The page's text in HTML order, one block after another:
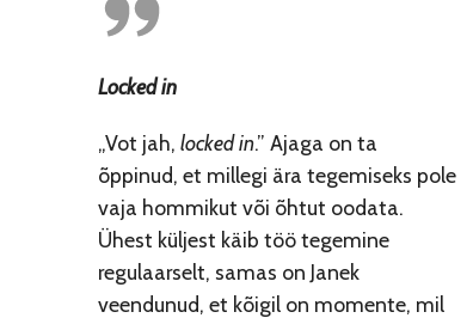
Locked in
„Vot jah, locked in.” Ajaga on ta
õppinud, et millegi ära tegemiseks pole
vaja hommikut või õhtut oodata.
Ühest küljest käib töö tegemine
regulaarselt, samas on Janek
veendunud, et kõigil on momente, mil